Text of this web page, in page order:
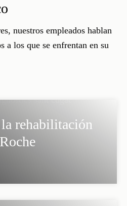
nuestros empleados hablan
a los que se enfrentan en su
rehabilitación